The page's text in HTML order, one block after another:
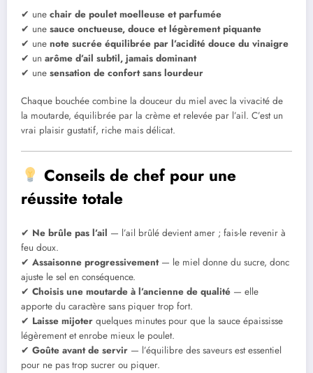
✔ une chair de poulet moelleuse et parfumée
✔ une sauce onctueuse, douce et légèrement piquante
✔ une note sucrée équilibrée par l’acidité douce du vinaigre
✔ un arôme d’ail subtil, jamais dominant
✔ une sensation de confort sans lourdeur
Chaque bouchée combine la douceur du miel avec la vivacité de
la moutarde, équilibrée par la crème et relevée par l’ail. C’est un
vrai plaisir gustatif, riche mais délicat.
Conseils de chef pour une
réussite totale
✔ Ne brûle pas l’ail — l’ail brûlé devient amer ; fais-le revenir à
feu doux.
✔ Assaisonne progressivement— le miel donne du sucre, donc
ajuste le sel en conséquence.
✔ Choisis une moutarde à l’ancienne de qualité — elle
apporte du caractère sans piquer trop fort.
✔ Laisse mijoter quelques minutes pour que la sauce épaississe
légèrement et enrobe mieux le poulet.
✔ Goûte avant de servir — l’équilibre des saveurs est essentiel
pour ne pas trop sucrer ou piquer.